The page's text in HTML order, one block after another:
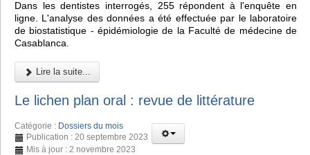
Dans les dentistes interrogés, 255 répondent à l'enquête en
ligne. L'analyse des données a été effectuée par le laboratoire
de biostatistique - épidémiologie de la Faculté de médecine de
Casablanca.
Lire la suite...
Le lichen plan oral : revue de littérature
Catégorie : Dossiers du mois
Publication : 20 septembre 2023
Mis à jour : 2 novembre 2023